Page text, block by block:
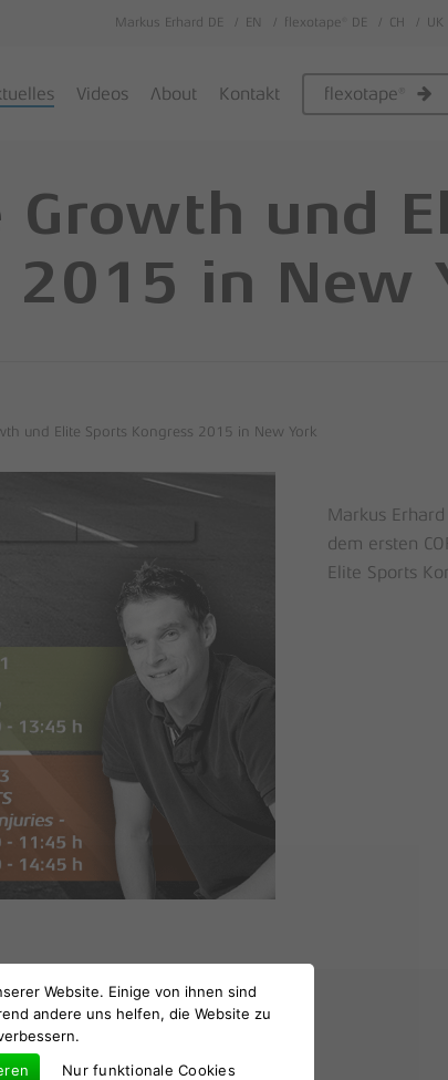
Markus Erhard DE EN flexotape® DE CH UK
Videos About Kontakt flexotape®
Growth und
2015 in New
und Elite Sports Kongress 2015 in New York
Markus
dem ersten
Elite Sports
Website. Einige von ihnen sind
andere uns helfen, die Website zu
Nur funktionale Cookies